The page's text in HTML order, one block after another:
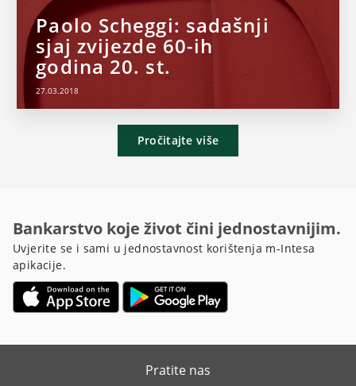
Paolo Scheggi: sadašnji
sjaj zvijezde 60-ih
godina 20. st.
27.03.2018
Pročitajte više
Bankarstvo koje život čini jednostavnijim.
Uvjerite se i sami u jednostavnost korištenja m-Intesa
apikacije.
Pratite nas